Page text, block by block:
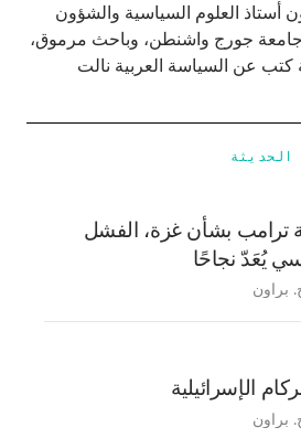
أستاذ العلوم السياسية والشؤون
جامعة جورج واشنطن، وباحث مرموق،
عن السياسة العربية نالت
الحديثة
بشأن غزة، الفشل
يُعَدّ نجاحًا
براون
الإسرائيلية
براون